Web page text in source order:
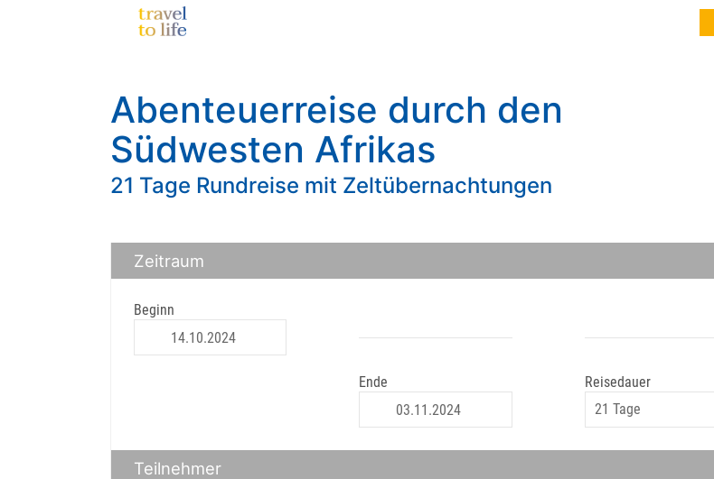
Abenteuerreise durch den
Südwesten Afrikas
21 Tage Rundreise mit Zeltübernachtungen
Zeitraum
Beginn
Ende Reisedauer
Teilnehmer